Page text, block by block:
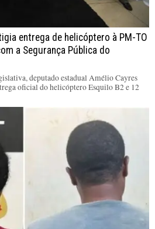
entrega de helicóptero à PM-TO
a Segurança Pública do
deputado estadual Amélio Cayres
oficial do helicóptero Esquilo B2 e 12